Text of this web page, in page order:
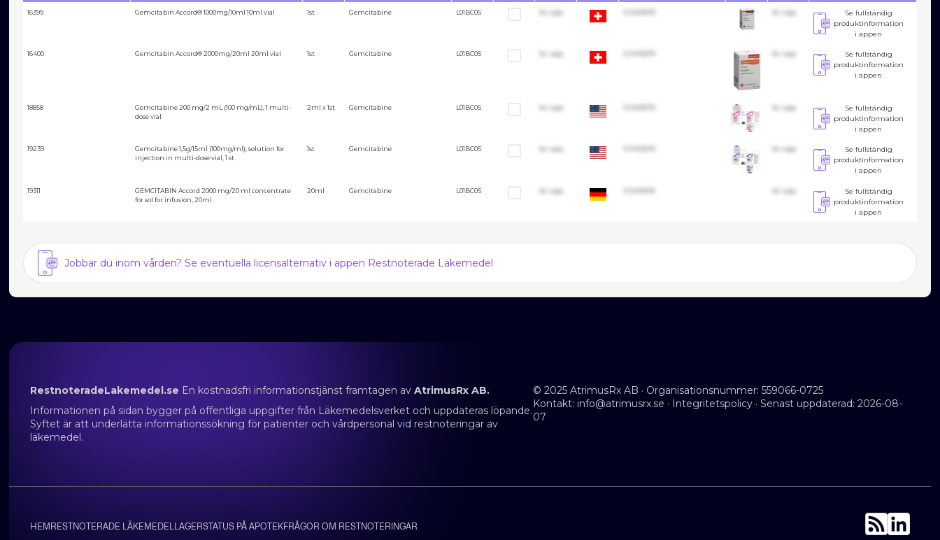
16399 Gemcitabin Accord® 1000mg/10ml 10ml vial 1st Gemcitabine L01BC05 Se i app Se i app
Se fullständig
produktinformation
i appen
16400 Gemcitabin Accord® 2000mg/20ml 20ml vial 1st Gemcitabine L01BC05 Se i app Se i app
Se fullständig
produktinformation
i appen
18858
Gemcitabine 200 mg/2 mL (100 mg/mL), 1 multi-
dose vial
2ml x 1st Gemcitabine L01BC05 Se i app Se i app
Se fullständig
produktinformation
i appen
19239
Gemcitabine 1,5g/15ml (100mg/ml), solution for
injection in multi-dose vial, 1 st
1st Gemcitabine L01BC05 Se i app Se i app
Se fullständig
produktinformation
i appen
19311
GEMCITABIN Accord 2000 mg/20 ml concentrate
for sol for infusion, 20ml
20ml Gemcitabine L01BC05 Se i app Se i app
Se fullständig
produktinformation
i appen
Jobbar du inom vården? Se eventuella licensalternativ i appen Restnoterade Läkemedel
RestnoteradeLakemedel.se En kostnadsfri informationstjänst framtagen avAtrimusRx AB.
Informationen på sidan bygger på offentliga uppgifter från Läkemedelsverket och uppdateras löpande.
Syftet är att underlätta informationssökning för patienter och vårdpersonal vid restnoteringar av
läkemedel.
© 2025 AtrimusRx AB · Organisationsnummer: 559066-0725
Kontakt: info@atrimusrx.se · Integritetspolicy· Senast uppdaterad: 2026-08-
07
HEM RESTNOTERADE LÄKEMEDEL LAGERSTATUS PÅ APOTEK FRÅGOR OM RESTNOTERINGAR